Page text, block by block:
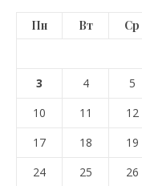
Пн Вт Ср
3
4 5
10
11 12
17
18 19
24
25 26